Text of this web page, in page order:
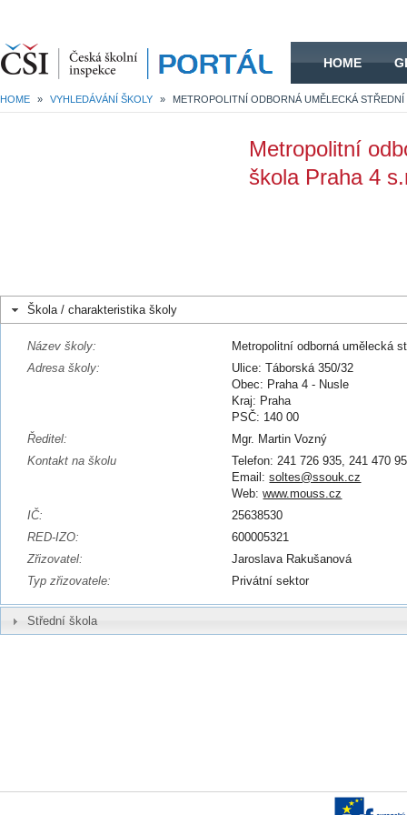
HOME
HOME » VYHLEDÁVÁNÍ ŠKOLY »
Metropolitní
škola Praha 4
Škola / charakteristika školy
Název školy:
Metropolitní odborná umělecká
Adresa školy:
Ulice: Táborská 350/32
Obec: Praha 4 - Nusle
Kraj: Praha
PSČ: 140 00
Ředitel:
Mgr. Martin Vozný
Kontakt na školu
Telefon: 241 726 935, 241 470
Email:soltes@ssouk.cz
Web:www.mouss.cz
IČ:
25638530
RED-IZO:
600005321
Zřizovatel:
Jaroslava Rakušanová
Typ zřizovatele:
Privátní sektor
Střední škola